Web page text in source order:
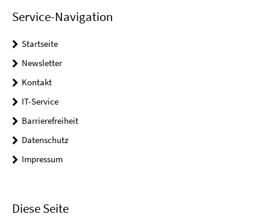
Service-Navigation
Startseite
Newsletter
Kontakt
IT-Service
Barrierefreiheit
Datenschutz
Impressum
Diese Seite